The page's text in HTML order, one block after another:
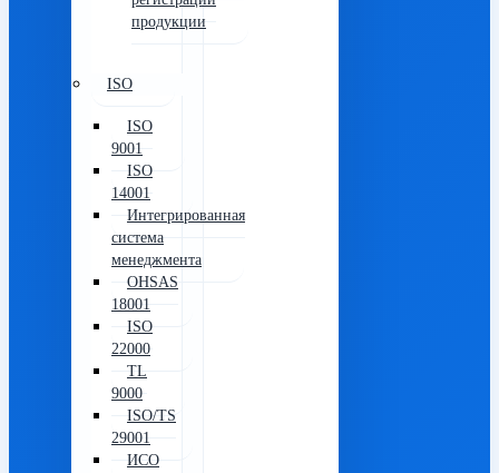
продукции
ISO
ISO
9001
ISO
14001
Интегрированная
система
менеджмента
OHSAS
18001
ISO
22000
TL
9000
ISO/TS
29001
ИСО